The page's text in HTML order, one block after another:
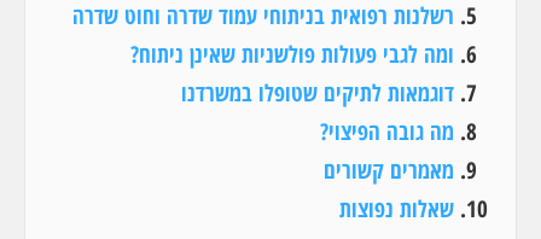
רשלנות רפואית בניתוחי עמוד שדרה וחוט שדרה
ומה לגבי פעולות פולשניות שאינן ניתוח?
דוגמאות לתיקים שטופלו במשרדנו
מה גובה הפיצוי?
מאמרים קשורים
שאלות נפוצות